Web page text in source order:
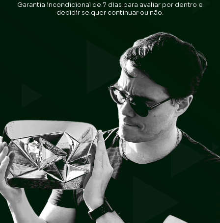
Garantia incondicional de 7 dias para avaliar por dentro e
decidir se quer continuar ou não.